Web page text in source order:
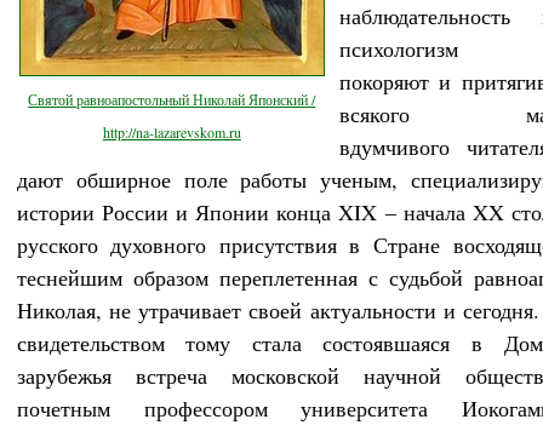
Святой равноапостольный Николай Японский /
http://na-lazarevskom.ru
психологизм
покоряют и
всякого
вдумчивого
дают обширное поле работы ученым,
истории России и Японии конца XIX – начала XX
русского духовного присутствия в Стране
теснейшим образом переплетенная с судьбой
Николая, не утрачивает своей актуальности и
свидетельством тому стала состоявшаяся в
зарубежья встреча московской научной
почетным профессором университета